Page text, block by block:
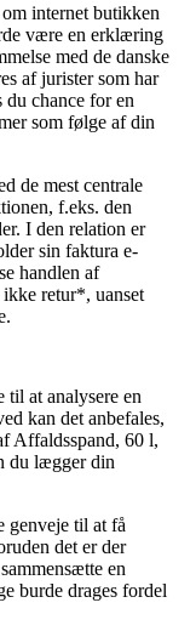
internet butikken
være en erklæring
med de danske
af jurister som har
chance for en
som følge af din
de mest centrale
f.eks. den
I den relation er
sin faktura e-
handlen af
retur*, uanset
at analysere en
kan det anbefales,
Affaldsspand, 60 l,
du lægger din
genveje til at få
det er der
en
burde drages fordel